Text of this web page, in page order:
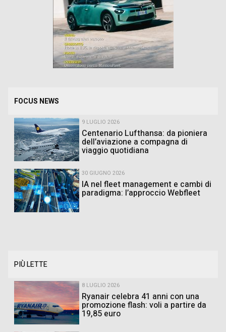
FOCUS NEWS
9 LUGLIO 2026
Centenario Lufthansa: da pioniera
dell’aviazione a compagna di
viaggio quotidiana
30 GIUGNO 2026
IA nel fleet management e cambi di
paradigma: l’approccio Webfleet
PIÙ LETTE
8 LUGLIO 2026
Ryanair celebra 41 anni con una
promozione flash: voli a partire da
19,85 euro